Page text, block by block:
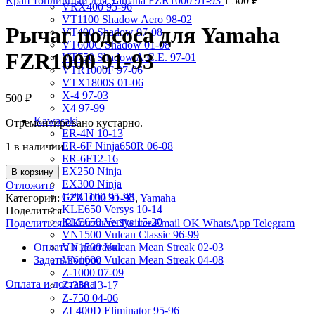
VRX400 95-96
VT1100 Shadow Aero 98-02
VT400 Shadow 97-08
VT600C Shadow 01-08
VT750 Shadow A.C.E. 97-01
VTR1000F 97-06
VTX1800S 01-06
X-4 97-03
X4 97-99
Kawasaki
ER-4N 10-13
ER-6F Ninja650R 06-08
ER-6F12-16
EX250 Ninja
EX300 Ninja
GPZ1100 95-98
KLE650 Versys 10-14
KLE650 Versys 15-20
VN1500 Vulcan Classic 96-99
VN1500 Vulcan Mean Streak 02-03
VN1600 Vulcan Mean Streak 04-08
Z-1000 07-09
Z-250 13-17
Z-750 04-06
ZL400D Eliminator 95-96
Рычаг подсоса для Yamaha
FZR1000 91-93
500 ₽
Отремонтировано кустарно.
1 в наличии
В корзину
Отложить
Категории:FZR1000 91-93, Yamaha
Поделиться
Поделиться ВКонтакте Twitter Email OK WhatsApp Telegram
Оплата и доставка
Задать вопрос
Оплата и доставка